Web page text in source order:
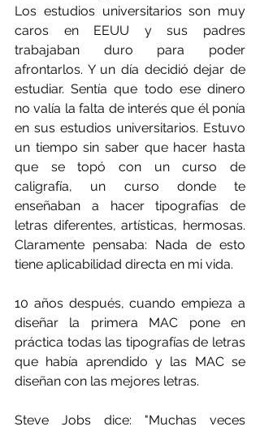
Los estudios universitarios son muy
caros en EEUU y sus padres
trabajaban duro para poder
afrontarlos. Y un día decidió dejar de
estudiar. Sentía que todo ese dinero
no valía la falta de interés que él ponía
en sus estudios universitarios. Estuvo
un tiempo sin saber que hacer hasta
que se topó con un curso de
caligrafía, un curso donde te
enseñaban a hacer tipografías de
letras diferentes, artísticas, hermosas.
Claramente pensaba: Nada de esto
tiene aplicabilidad directa en mi vida.
10 años después, cuando empieza a
diseñar la primera MAC pone en
práctica todas las tipografías de letras
que había aprendido y las MAC se
diseñan con las mejores letras.
Steve Jobs dice: "Muchas veces